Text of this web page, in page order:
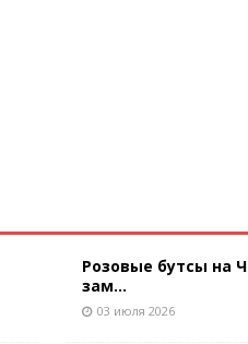
Розовые бутсы на
зам...
03 июля 2026